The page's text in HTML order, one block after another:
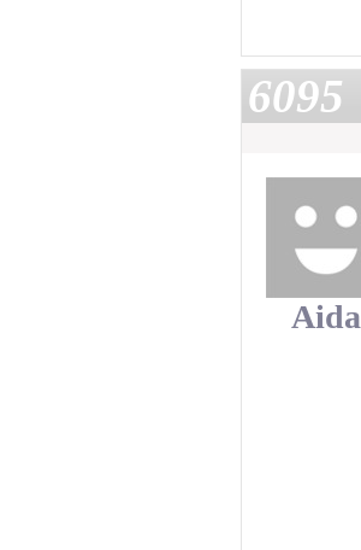
6095
Aida